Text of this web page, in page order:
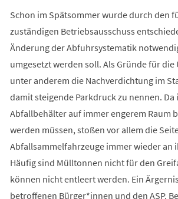
Schon im Spätsommer wurde durch den
zuständigen Betriebsausschuss
Änderung der Abfuhrsystematik
umgesetzt werden soll. Als Gründe für die
unter anderem die Nachverdichtung im
damit steigende Parkdruck zu nennen.
Abfallbehälter auf immer engerem Raum
werden müssen, stoßen vor allem die
Abfallsammelfahrzeuge immer wieder an
Häufig sind Mülltonnen nicht für den
können nicht entleert werden. Ein
betroffenen Bürger*innen und den ASP.